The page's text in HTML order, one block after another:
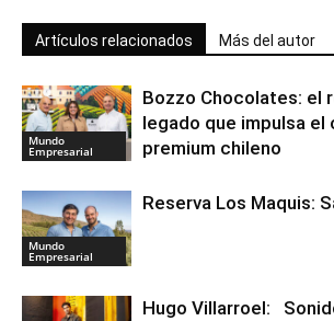
Artículos relacionados Más del autor
Mundo
Empresarial
Bozzo Chocolates: el
legado que impulsa el
premium chileno
Mundo
Empresarial
Reserva Los Maquis:
Hugo Villarroel: